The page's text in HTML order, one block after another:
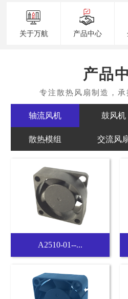
关于万航 产品中心
产品
轴流风机 鼓风机
散热模组 交流风
鼓風機-B4010